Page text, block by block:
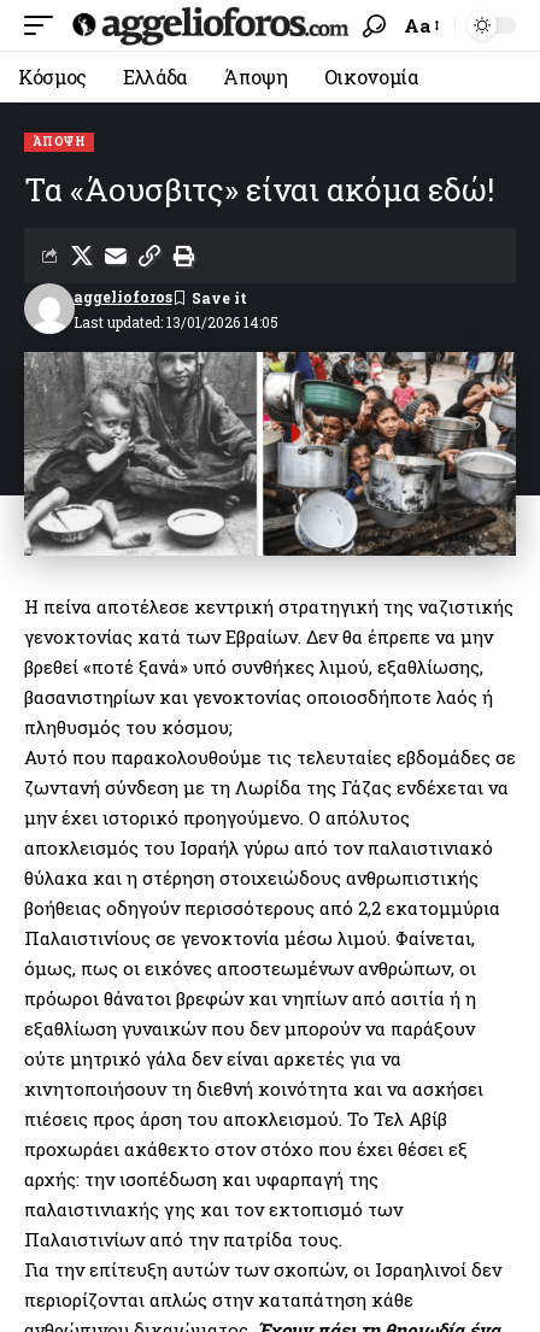
Aa
Κόσμος Ελλάδα Άποψη Οικονομία
ΆΠΟΨΗ
Τα «Άουσβιτς» είναι ακόμα εδώ!
Last updated: 13/01/2026 14:05
aggelioforos
Η πείνα αποτέλεσε κεντρική στρατηγική της ναζιστικής
γενοκτονίας κατά των Εβραίων. Δεν θα έπρεπε να μην
βρεθεί «ποτέ ξανά» υπό συνθήκες λιμού, εξαθλίωσης,
βασανιστηρίων και γενοκτονίας οποιοσδήποτε λαός ή
πληθυσμός του κόσμου;
Αυτό που παρακολουθούμε τις τελευταίες εβδομάδες σε
ζωντανή σύνδεση με τη Λωρίδα της Γάζας ενδέχεται να
μην έχει ιστορικό προηγούμενο. Ο απόλυτος
αποκλεισμός του Ισραήλ γύρω από τον παλαιστινιακό
θύλακα και η στέρηση στοιχειώδους ανθρωπιστικής
βοήθειας οδηγούν περισσότερους από 2,2 εκατομμύρια
Παλαιστινίους σε γενοκτονία μέσω λιμού. Φαίνεται,
όμως, πως οι εικόνες αποστεωμένων ανθρώπων, οι
πρόωροι θάνατοι βρεφών και νηπίων από ασιτία ή η
εξαθλίωση γυναικών που δεν μπορούν να παράξουν
ούτε μητρικό γάλα δεν είναι αρκετές για να
κινητοποιήσουν τη διεθνή κοινότητα και να ασκήσει
πιέσεις προς άρση του αποκλεισμού. Το Τελ Αβίβ
προχωράει ακάθεκτο στον στόχο που έχει θέσει εξ
αρχής: την ισοπέδωση και υφαρπαγή της
παλαιστινιακής γης και τον εκτοπισμό των
Παλαιστινίων από την πατρίδα τους.
Για την επίτευξη αυτών των σκοπών, οι Ισραηλινοί δεν
περιορίζονται απλώς στην καταπάτηση κάθε